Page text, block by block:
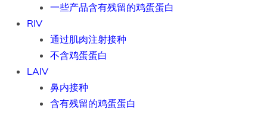
一些产品含有残留的鸡蛋蛋白
RIV
通过肌肉注射接种
不含鸡蛋蛋白
LAIV
鼻内接种
含有残留的鸡蛋蛋白